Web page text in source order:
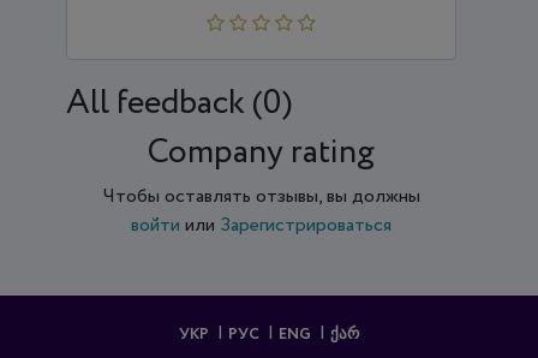
All feedback (0)
Company rating
Чтобы оставлять отзывы, вы должны
войти или Зарегистрироваться
УКР РУС ENG ᲥᲐᲠ